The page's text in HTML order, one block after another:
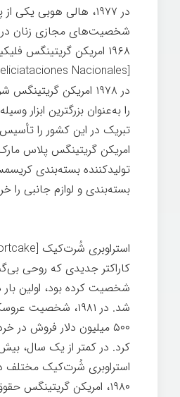
در ۱۹۷۷، هالی هوبی
شخصیت‌های مجازی زنان در
۱۹۶۸ امريكن گريتينگس
[
Nacionales
در ۱۹۷۸ امريكن
را به‌عنوان بزرگترین ابزار
امريكن گريتينگس پلاس
تولید‌کننده بسته‌بندی
بسته‌بندی و لوازم جانبی را
استراوبری شُرت‌کیک [
كاراكتر جدیدی که روحی
شد. در ۱۹۸۱،
۵۰۰ میلیون دلار فروش در
استراوبری شُرت‌کیک مختلف
۱۹۸۰، امريكن گريتينگس